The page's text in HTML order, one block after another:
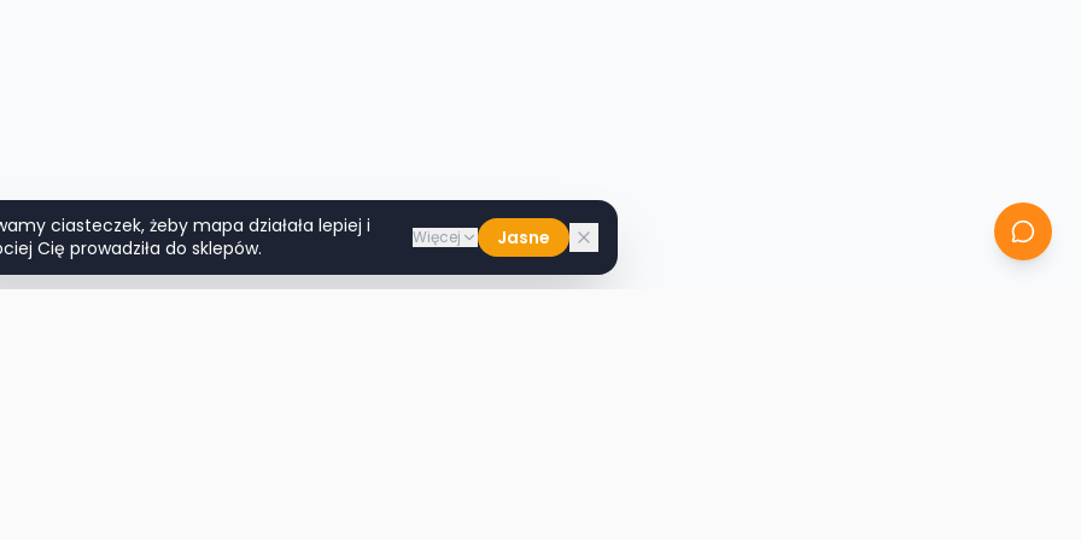
ciasteczek, żeby mapa działała lepiej i
Cię prowadziła do sklepów.
Więcej Jasne